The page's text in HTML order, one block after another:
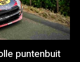
puntenbuit